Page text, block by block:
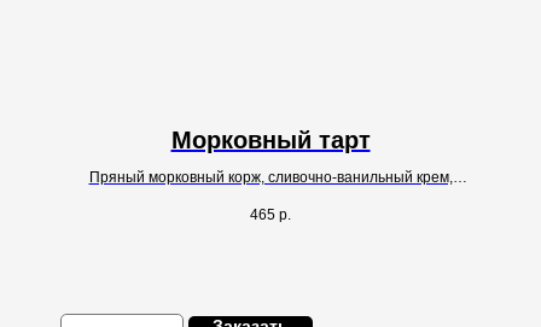
Морковный тарт
Пряный морковный корж, сливочно-ванильный крем,
465 р.